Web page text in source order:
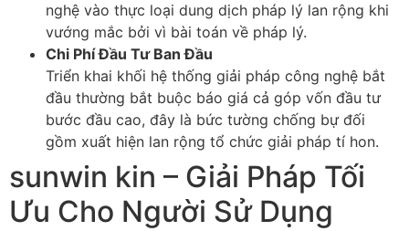
nghệ vào thực loại dung dịch pháp lý lan rộng khi
vướng mắc bởi vì bài toán về pháp lý.
Chi Phí Đầu Tư Ban Đầu
Triển khai khối hệ thống giải pháp công nghệ bắt
đầu thường bắt buộc báo giá cả góp vốn đầu tư
bước đầu cao, đây là bức tường chống bự đối
gồm xuất hiện lan rộng tổ chức giải pháp tí hon.
sunwin kin – Giải Pháp Tối
Ưu Cho Người Sử Dụng